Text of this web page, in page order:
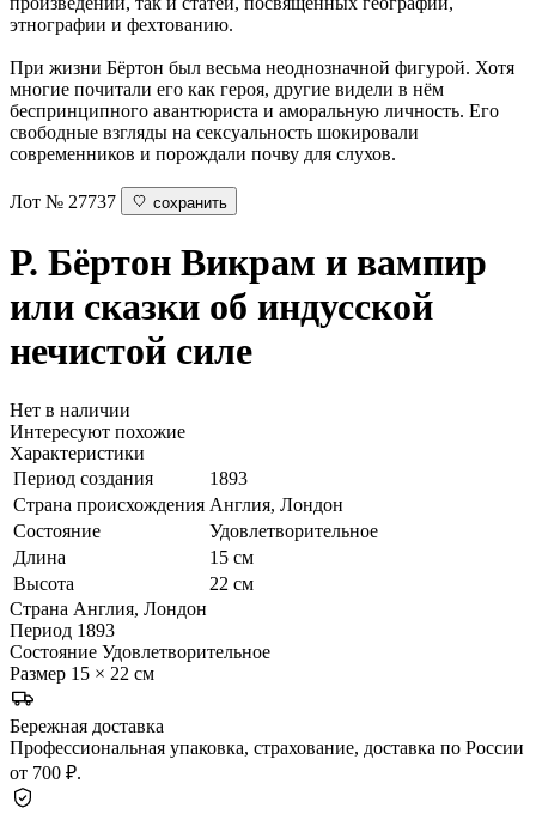
этнографии и фехтованию.
При жизни Бёртон был весьма неоднозначной фигурой. Хотя
многие почитали его как героя, другие видели в нём
беспринципного авантюриста и аморальную личность. Его
свободные взгляды на сексуальность шокировали
современников и порождали почву для слухов.
Лот № 27737 сохранить
Р. Бёртон Викрам и вампир
или сказки об индусской
нечистой силе
Нет в наличии
Интересуют похожие
Характеристики
Период создания
1893
Страна происхождения Англия, Лондон
Состояние
Удовлетворительное
Длина
15 см
Высота
22 см
Страна Англия, Лондон
Период 1893
Состояние Удовлетворительное
Размер 15 × 22 см
Бережная доставка
Профессиональная упаковка, страхование, доставка по России
от 700 ₽.